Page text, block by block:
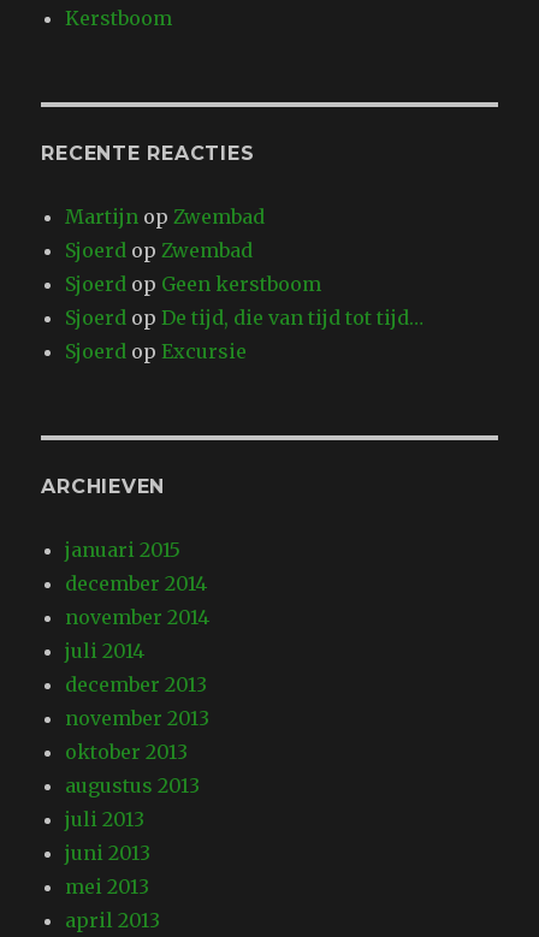
Kerstboom
RECENTE REACTIES
Martijn opZwembad
Sjoerd opZwembad
Sjoerd op Geen kerstboom
Sjoerd opDe tijd, die van tijd tot tijd…
Sjoerd opExcursie
ARCHIEVEN
januari 2015
december 2014
november 2014
juli 2014
december 2013
november 2013
oktober 2013
augustus 2013
juli 2013
juni 2013
mei 2013
april 2013